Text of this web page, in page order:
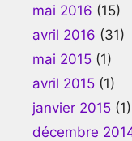
mai 2016 (15)
avril 2016 (31)
mai 2015 (1)
avril 2015 (1)
janvier 2015 (1)
décembre